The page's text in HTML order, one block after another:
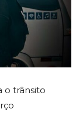
o trânsito